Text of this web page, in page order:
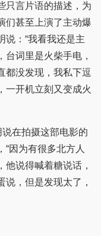
只言片语的描述，为
们甚至上演了主动爆
说：“我看我还是主
词里是火柴手电，
都没发现，我私下逗
一开机立刻又变成火
在拍摄这部电影的
因为有很多北方人
说得喊着糖说话，
，但是发现太了，